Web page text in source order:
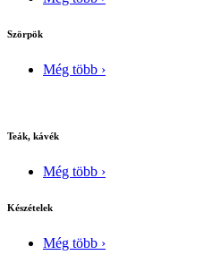
Szörpök
Még több ›
Teák, kávék
Még több ›
Készételek
Még több ›